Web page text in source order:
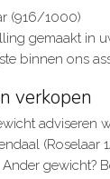
(916/1000)
gemaakt in
binnen ons
verkopen
adviseren
(Roselaar
Ander gewicht?